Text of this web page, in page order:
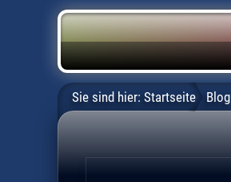
Sie sind hier: Startseite Blog